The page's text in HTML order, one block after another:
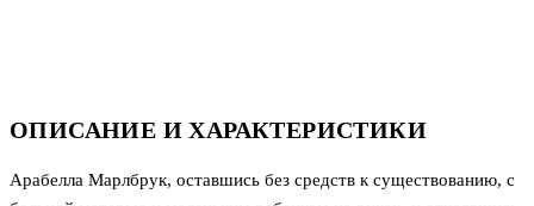
ОПИСАНИЕ И ХАРАКТЕРИСТИКИ
Арабелла Марлбрук, оставшись без средств к существованию, с